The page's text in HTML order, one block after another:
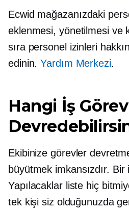
Ecwid mağazanızdaki
eklenmesi, yönetilmesi ve
sıra personel izinleri
edinin.Yardım Merkezi.
Hangi İş
Ekibinize görevler
büyütmek imkansızdır.
Yapılacaklarliste hiç
tek kişi siz olduğunuzda